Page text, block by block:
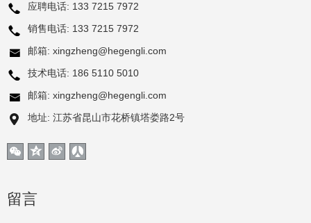
应聘电话: 133 7215 7972
销售电话: 133 7215 7972
邮箱: xingzheng@hegengli.com
技术电话: 186 5110 5010
邮箱: xingzheng@hegengli.com
地址: 江苏省昆山市花桥镇塔娄路2号
留言